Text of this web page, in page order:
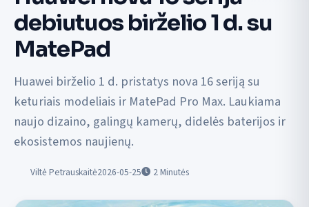
debiutuos birželio 1 d. su
MatePad
Huawei birželio 1 d. pristatys nova 16 seriją su
keturiais modeliais ir MatePad Pro Max. Laukiama
naujo dizaino, galingų kamerų, didelės baterijos ir
ekosistemos naujienų.
Viltė Petrauskaitė2026-05-25 2Minutės